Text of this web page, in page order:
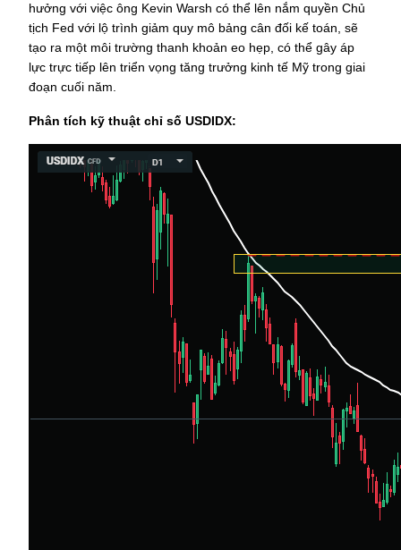
hưởng với việc ông Kevin Warsh có thể lên nắm quyền Chủ
tịch Fed với lộ trình giảm quy mô bảng cân đối kế toán, sẽ
tạo ra một môi trường thanh khoản eo hẹp, có thể gây áp
lực trực tiếp lên triển vọng tăng trưởng kinh tế Mỹ trong giai
đoạn cuối năm.
Phân tích kỹ thuật chỉ số USDIDX: